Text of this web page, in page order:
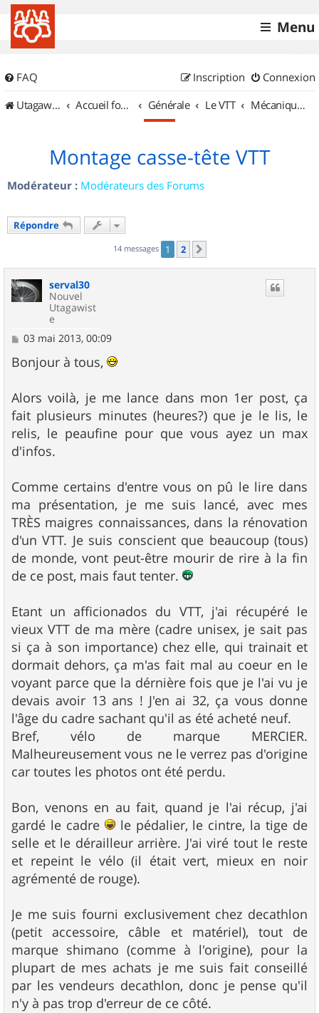
Menu
FAQ Connexion
Inscription
UtagawaVTT (Randos VTT et VTTAE avec traces GPS)
Accueil forum Générale Le VTT Mécanique et Entretiens
Montage casse-tête VTT
Modérateur : Modérateurs des Forums
Répondre
14 messages 1 2
serval30
Nouvel
Utagawist
e
M
s
s
g
e
03 mai 2013, 00:09
Bonjour à tous,
Alors voilà, je me lance dans mon 1er post, ça
fait plusieurs minutes (heures?) que je le lis, le
relis, le peaufine pour que vous ayez un max
d'infos.
Comme certains d'entre vous on pû le lire dans
ma présentation, je me suis lancé, avec mes
TRÈS maigres connaissances, dans la rénovation
d'un VTT. Je suis conscient que beaucoup (tous)
de monde, vont peut-être mourir de rire à la fin
de ce post, mais faut tenter.
Etant un afficionados du VTT, j'ai récupéré le
vieux VTT de ma mère (cadre unisex, je sait pas
si ça à son importance) chez elle, qui trainait et
dormait dehors, ça m'as fait mal au coeur en le
voyant parce que la dérnière fois que je l'ai vu je
devais avoir 13 ans ! J'en ai 32, ça vous donne
l'âge du cadre sachant qu'il as été acheté neuf.
Bref, vélo de marque MERCIER.
Malheureusement vous ne le verrez pas d'origine
car toutes les photos ont été perdu.
Bon, venons en au fait, quand je l'ai récup, j'ai
gardé le cadre
le pédalier, le cintre, la tige de
selle et le dérailleur arrière. J'ai viré tout le reste
et repeint le vélo (il était vert, mieux en noir
agrémenté de rouge).
Je me suis fourni exclusivement chez decathlon
(petit accessoire, câble et matériel), tout de
marque shimano (comme à l'origine), pour la
plupart de mes achats je me suis fait conseillé
par les vendeurs decathlon, donc je pense qu'il
n'y à pas trop d'erreur de ce côté.